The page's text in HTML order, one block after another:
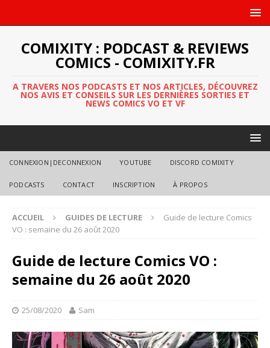
COMIXITY : PODCAST & REVIEWS
COMICS - COMIXITY.FR
A TRAVERS NOS PODCASTS ET NOS ARTICLES, DÉCOUVREZ
NOS AVIS ET CONSEILS SUR LES DERNIÈRES SORTIES ET
NEWS COMICS VO ET VF
CONNEXION|DECONNEXION YOUTUBE DISCORD COMIXITY
PODCASTS CONTACT INSCRIPTION À PROPOS
ACCUEIL GUIDES DE LECTURE
Guide de lecture Comics
VO : semaine du 26 août 2020
Guide de lecture Comics VO :
semaine du 26 août 2020
25/08/2020 Sam